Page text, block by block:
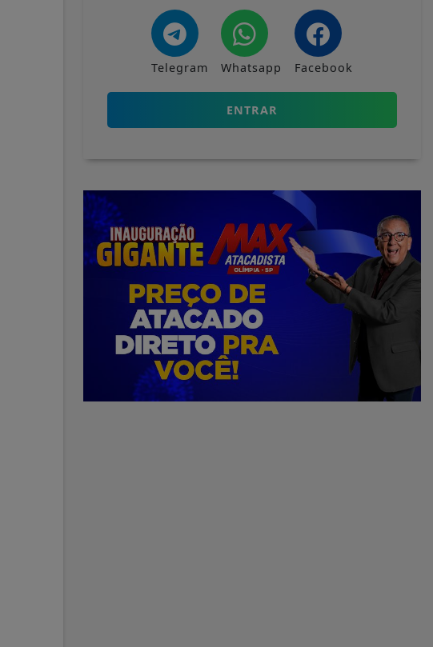
Telegram Whatsapp Facebook
ENTRAR